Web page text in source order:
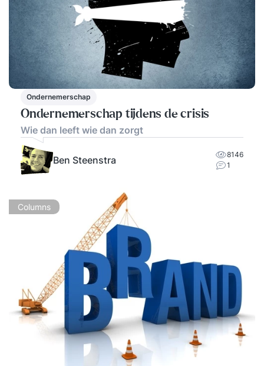
Ondernemerschap
Ondernemerschap tijdens de crisis
Wie dan leeft wie dan zorgt
Ben Steenstra
8146
1
Columns